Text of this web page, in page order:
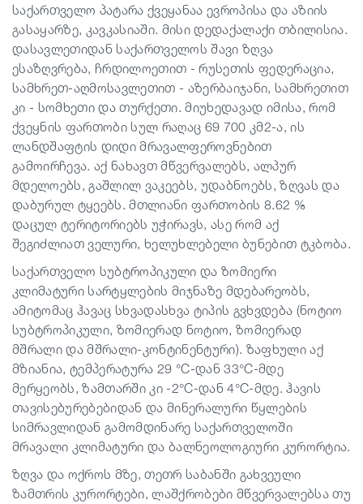
სტატიები
საქართველო
საქართველო პატარა ქვეყანაა ევროპისა და აზიის
გასაყარზე, კავკასიაში. მისი დედაქალაქი თბილისია.
დასავლეთიდან საქართველოს შავი ზღვა
ესაზღვრება, ჩრდილოეთით - რუსეთის ფედერაცია,
სამხრეთ-აღმოსავლეთით - აზერბაიჯანი, სამხრეთით
კი - სომხეთი და თურქეთი. მიუხედავად იმისა, რომ
ქვეყნის ფართობი სულ რაღაც 69 700 კმ2-ა, ის
ლანდშაფტის დიდი მრავალფეროვნებით
გამოირჩევა. აქ ნახავთ მწვერვალებს, ალპურ
მდელოებს, გაშლილ ვაკეებს, უდაბნოებს, ზღვას და
დაბურულ ტყეებს. მთლიანი ფართობის 8.62 %
დაცულ ტერიტორიებს უჭირავს, ასე რომ აქ
შეგიძლიათ ველური, ხელუხლებელი ბუნებით ტკბობა.
საქართველო სუბტროპიკული და ზომიერი
კლიმატური სარტყლების მიჯნაზე მდებარეობს,
ამიტომაც ჰავაც სხვადასხვა ტიპის გვხვდება (ნოტიო
სუბტროპიკული, ზომიერად ნოტიო, ზომიერად
მშრალი და მშრალი-კონტინენტური). ზაფხული აქ
მზიანია, ტემპერატურა 29 °C-დან 33°C-მდე
მერყეობს, ზამთარში კი -2°C-დან 4°C-მდე. ჰავის
თავისებურებებიდან და მინერალური წყლების
სიმრავლიდან გამომდინარე საქართველოში
მრავალი კლიმატური და ბალნეოლოგიური კურორტია.
ზღვა და ოქროს მზე, თეთრ საბანში გახვეული
ზამთრის კურორტები, ლაშქრობები მწვერვალებსა თუ